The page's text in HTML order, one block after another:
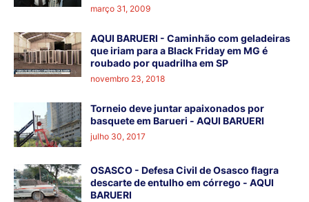
março 31, 2009
AQUI BARUERI - Caminhão com geladeiras
que iriam para a Black Friday em MG é
roubado por quadrilha em SP
novembro 23, 2018
Torneio deve juntar apaixonados por
basquete em Barueri - AQUI BARUERI
julho 30, 2017
OSASCO - Defesa Civil de Osasco flagra
descarte de entulho em córrego - AQUI
BARUERI